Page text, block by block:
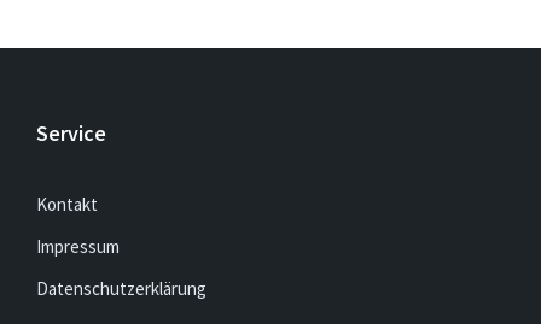
Service
Kontakt
Impressum
Datenschutzerklärung